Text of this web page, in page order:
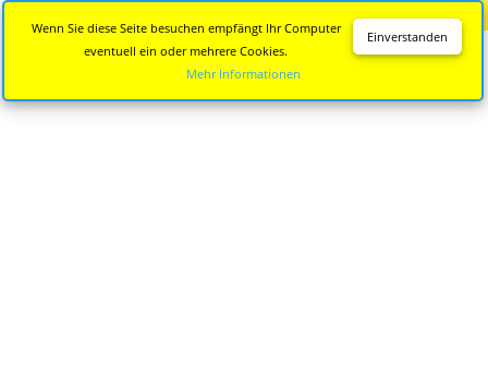
Einverstanden
Wenn Sie diese Seite besuchen empfängt Ihr Computer
eventuell ein oder mehrere Cookies.
Mehr Informationen